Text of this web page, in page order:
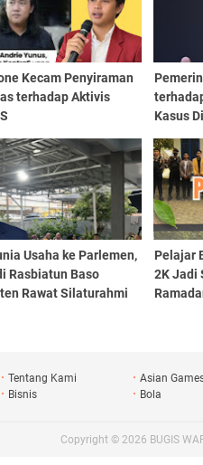
Kecam Penyiraman
terhadap Aktivis
Kasus
Usaha ke Parlemen,
Rasbiatun Baso
Rawat Silaturahmi
Pelajar
2K Jadi
Tentang Kami Asian
Bisnis
Bola
Copyright © 2026 BUGIS